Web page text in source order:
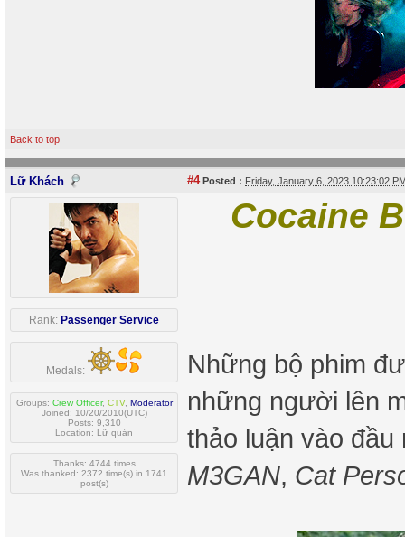
Back to top
Lữ Khách #4Posted : Friday, January 6, 2023 10:23:02
Rank: Passenger Service
Medals:
Groups: Crew Officer, CTV, Moderator
Joined: 10/20/2010(UTC)
Posts: 9,310
Location: Lữ quán
Thanks: 4744 times
Was thanked: 2372 time(s) in 1741
post(s)
Cocaine
Những bộ phim
những người lên
thảo luận vào
M3GAN, Cat